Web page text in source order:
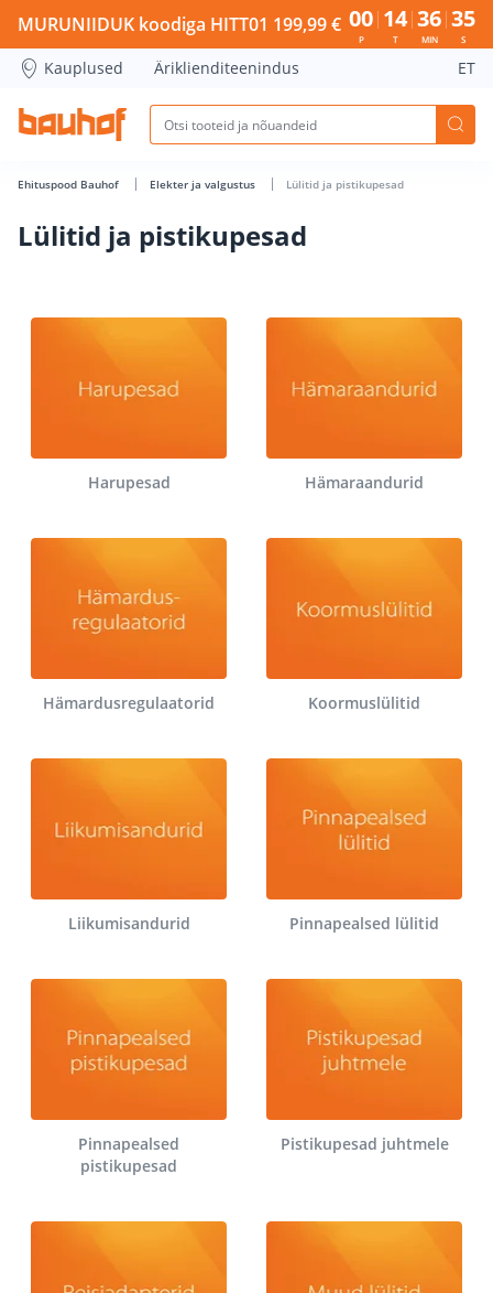
Lülitid ja pistikupesad - Bauhof has loaded
MURUNIIDUK koodiga HITT01 199,99 € 00
P
14
T
36
MIN
35
S
Kauplused Äriklienditeenindus ET
Ehituspood Bauhof Elekter ja valgustus Lülitid ja pistikupesad
Lülitid ja pistikupesad
Harupesad Hämaraandurid
Hämardusregulaatorid Koormuslülitid
Liikumisandurid Pinnapealsed lülitid
Pinnapealsed
pistikupesad
Pistikupesad juhtmele